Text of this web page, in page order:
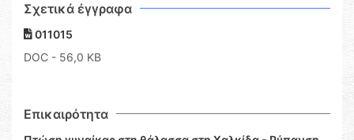
Σχετικά έγγραφα
011015
DOC - 56,0 KB
Επικαιρότητα